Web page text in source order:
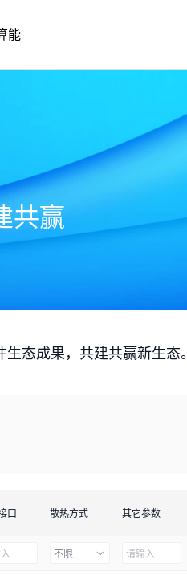
能
共赢
态成果，共建共赢新生态。
口 散热方式 其它参数
不限